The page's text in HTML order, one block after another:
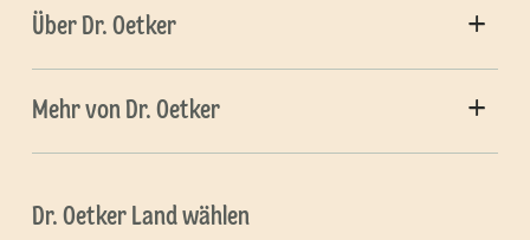
Über Dr. Oetker
Mehr von Dr. Oetker
Dr. Oetker Land wählen